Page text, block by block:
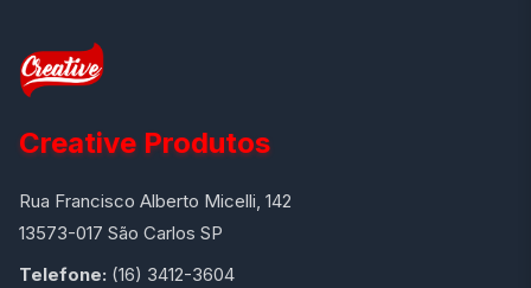
Creative Produtos
Rua Francisco Alberto Micelli, 142
13573-017 São Carlos SP
Telefone: (16) 3412-3604